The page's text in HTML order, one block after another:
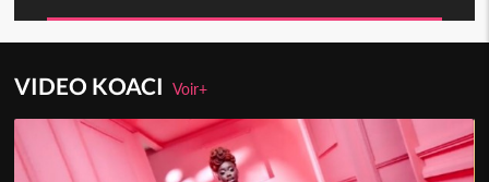
VIDEO KOACIVoir+